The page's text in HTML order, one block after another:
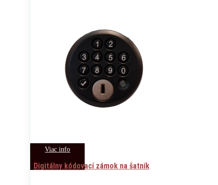
Viac info
Digitálny kódovací zámok na šatník